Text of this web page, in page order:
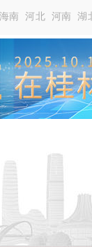
海南 河北 河南 湖